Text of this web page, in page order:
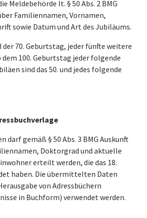
Meldebehörde lt. § 50 Abs. 2 BMG
Familiennamen, Vornamen,
sowie Datum und Art des Jubiläums.
70. Geburtstag, jeder fünfte weitere
100. Geburtstag jeder folgende
sind das 50. und jedes folgende
darf gemäß § 50 Abs. 3 BMG Auskunft
Doktorgrad und aktuelle
erteilt werden, die das 18.
haben. Die übermittelten Daten
von Adressbüchern
in Buchform) verwendet werden.